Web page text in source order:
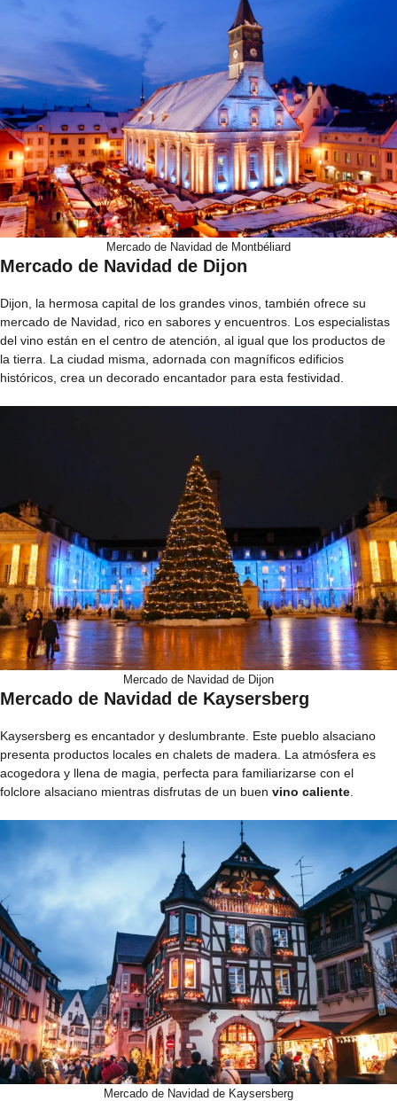
Mercado de Navidad de Montbéliard
Mercado de Navidad de Dijon
Dijon, la hermosa capital de los grandes vinos, también ofrece su
mercado de Navidad, rico en sabores y encuentros. Los especialistas
del vino están en el centro de atención, al igual que los productos de
la tierra. La ciudad misma, adornada con magníficos edificios
históricos, crea un decorado encantador para esta festividad.
Mercado de Navidad de Dijon
Mercado de Navidad de Kaysersberg
Kaysersberg es encantador y deslumbrante. Este pueblo alsaciano
presenta productos locales en chalets de madera. La atmósfera es
acogedora y llena de magia, perfecta para familiarizarse con el
folclore alsaciano mientras disfrutas de un buen vino caliente
Mercado de Navidad de Kaysersberg